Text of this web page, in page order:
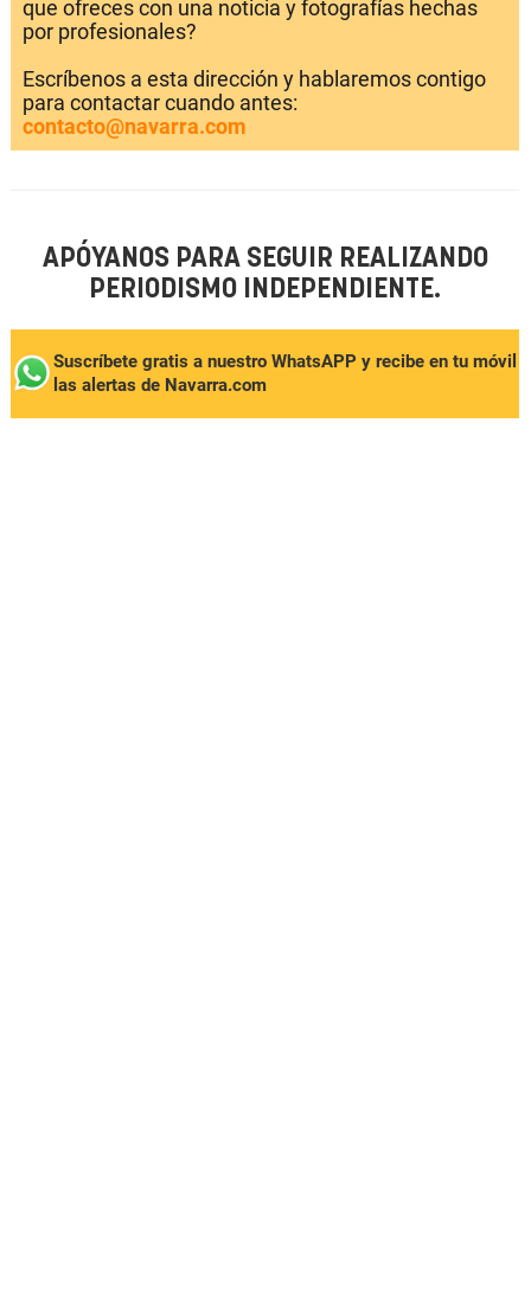
que ofreces con una noticia y fotografías hechas
por profesionales?
Escríbenos a esta dirección y hablaremos contigo
para contactar cuando antes:
contacto@navarra.com
APÓYANOS PARA SEGUIR REALIZANDO
PERIODISMO INDEPENDIENTE.
Suscríbete gratis a nuestro WhatsAPP y recibe en tu móvil
las alertas de Navarra.com